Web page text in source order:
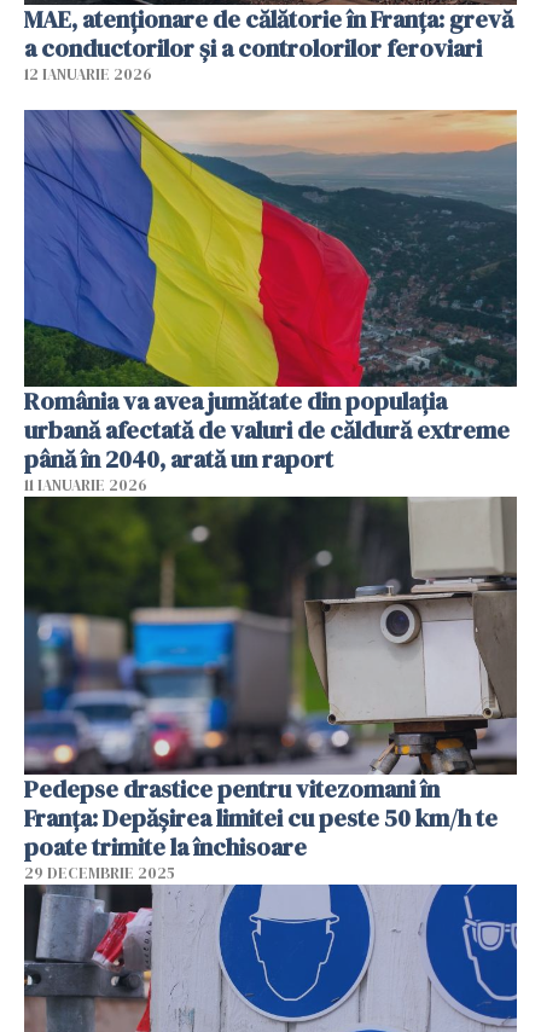
MAE, atenționare de călătorie în Franța: grevă
a conductorilor şi a controlorilor feroviari
12 IANUARIE 2026
România va avea jumătate din populația
urbană afectată de valuri de căldură extreme
până în 2040, arată un raport
11 IANUARIE 2026
Pedepse drastice pentru vitezomani în
Franța: Depășirea limitei cu peste 50 km/h te
poate trimite la închisoare
29 DECEMBRIE 2025